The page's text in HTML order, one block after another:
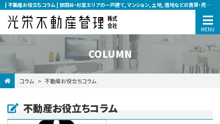
| 不動産お役立ちコラム | 世田谷・杉並エリアの一戸建て, マンション, 土地, 借地などの賃貸・売買なら光栄不動産管理へ
COLUMN
コラム 不動産お役立ちコラム
不動産お役立ちコラム